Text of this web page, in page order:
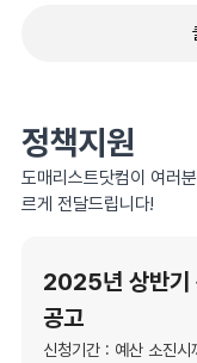
정책지원
도매리스트닷컴이 여러
르게 전달드립니다!
2025년 상반기
공고
신청기간 : 예산 소진시